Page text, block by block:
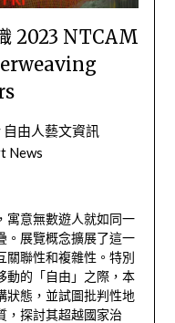
2023 NTCAM
自由人藝文資訊
News
寓意無數遊人就如同一
。展覽概念擴展了這一
關聯性和複雜性。特別
動的「自由」之際，本
狀態，並試圖批判性地
，探討其超越國家治